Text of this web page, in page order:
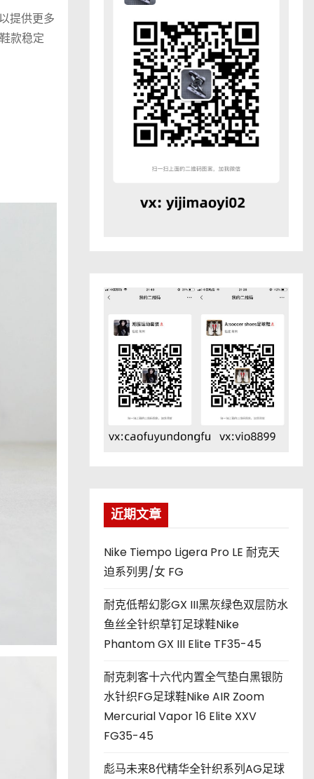
提供更多
款稳定
近期文章
Nike Tiempo Ligera Pro LE 耐克天
迫系列男/女 FG
耐克低帮幻影GX III黑灰绿色双层防水
鱼丝全针织草钉足球鞋Nike
Phantom GX III Elite TF35-45
耐克刺客十六代内置全气垫白黑银防
水针织FG足球鞋Nike AIR Zoom
Mercurial Vapor 16 Elite XXV
FG35-45
彪马未来8代精华全针织系列AG足球